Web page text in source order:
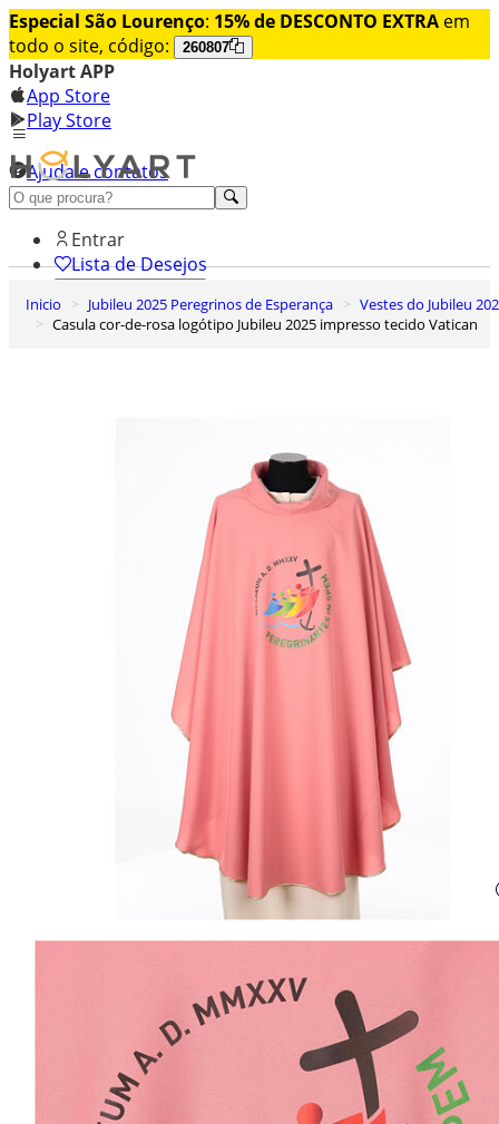
Especial São Lourenço: 15% de DESCONTO EXTRA em
todo o site, código:
260807
Holyart APP
App Store
Play Store
Ajuda e contatos
Conheça premium
Entrar
Lista de Desejos
0
Carrinho de Compras
Inicio Jubileu 2025 Peregrinos de Esperança
Vestes do Jubileu
Casula cor-de-rosa logótipo Jubileu 2025 impresso tecido Vatican